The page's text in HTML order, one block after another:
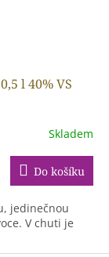
l 40% VS
Skladem
Do košíku
jedinečnou
V chuti je